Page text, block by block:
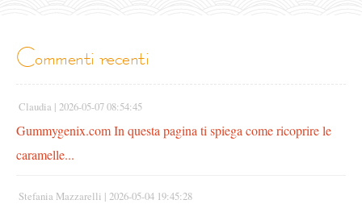
commenti recenti
Claudia | 2026-05-07 08:54:45
Gummygenix.com In questa pagina ti spiega come ricoprire le
caramelle...
Stefania Mazzarelli | 2026-05-04 19:45:28